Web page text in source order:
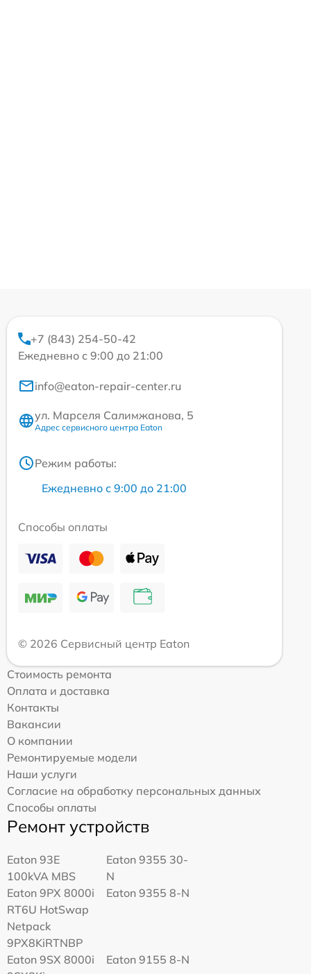
+7 (843) 254-50-42
Ежедневно с 9:00 до 21:00
info@eaton-repair-center.ru
ул. Марселя Салимжанова, 5
Адрес сервисного центра Eaton
Режим работы:
Ежедневно с 9:00 до 21:00
Способы оплаты
© 2026 Сервисный центр Eaton
Стоимость ремонта
Оплата и доставка
Контакты
Вакансии
О компании
Ремонтируемые модели
Наши услуги
Согласие на обработку персональных данных
Способы оплаты
Ремонт устройств
Eaton 93E
100kVA MBS
Eaton 9355 30-
N
Eaton 9PX 8000i
RT6U HotSwap
Netpack
9PX8KiRTNBP
Eaton 9355 8-N
Eaton 9SX 8000i
Eaton 9155 8-N